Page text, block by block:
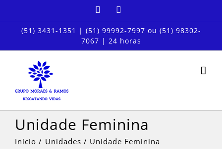
para
Facebook
(51) 3431-1351 | (51) 99992-7997 ou (51) 98302-
7067 | 24 horas
Unidade Feminina
Início Unidades Unidade Feminina